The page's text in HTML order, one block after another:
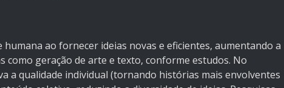
ao fornecer ideias novas e eficientes, aumentando a
como geração de arte e texto, conforme estudos. No
a qualidade individual (tornando histórias mais envolventes